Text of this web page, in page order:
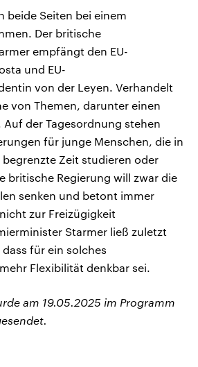
beide Seiten bei einem
Der britische
empfängt den EU-
und EU-
von der Leyen. Verhandelt
von Themen, darunter einen
der Tagesordnung stehen
für junge Menschen, die in
Zeit studieren oder
britische Regierung will zwar die
senken und betont immer
zur Freizügigkeit
Starmer ließ zuletzt
für ein solches
Flexibilität denkbar sei.
am 19.05.2025 im Programm